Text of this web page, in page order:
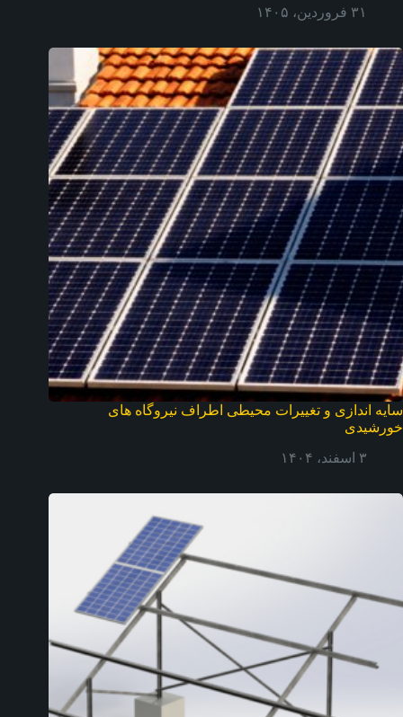
۳۱ فروردین، ۱۴۰۵
سایه اندازی و تغییرات محیطی اطراف نیروگاه های
خورشیدی
۳ اسفند، ۱۴۰۴